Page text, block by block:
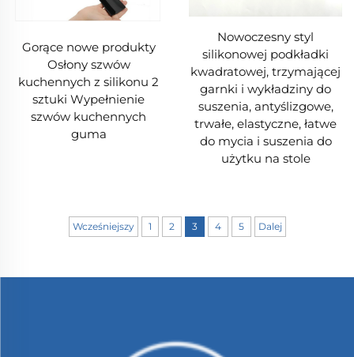
Gorące nowe produkty
Osłony szwów
kuchennych z silikonu 2
sztuki Wypełnienie
szwów kuchennych
guma
Nowoczesny styl
silikonowej podkładki
kwadratowej, trzymającej
garnki i wykładziny do
suszenia, antyślizgowe,
trwałe, elastyczne, łatwe
do mycia i suszenia do
użytku na stole
Wcześniejszy 1 2 3 4 5 Dalej